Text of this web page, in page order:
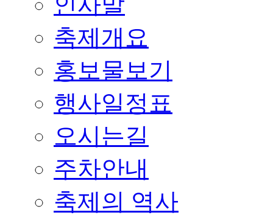
축제개요
홍보물보기
행사일정표
오시는길
주차안내
축제의 역사